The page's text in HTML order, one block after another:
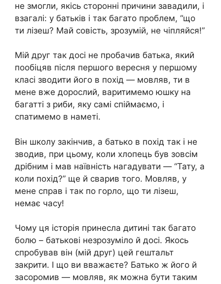
не змогли, якісь сторонні причини завадили, і
взагалі: у батьків і так багато проблем, “що
ти лізеш? Май совість, зрозумій, не чіпляйся!”
Мій друг так досі не пробачив батька, який
пообіцяв після першого вересня у першому
класі зводити його в похід — мовляв, ти в
мене вже дорослий, варитимемо юшку на
багатті з риби, яку самі спіймаємо, і
спатимемо в наметі.
Він школу закінчив, а батько в похід так і не
зводив, при цьому, коли хлопець був зовсім
дрібним і мав наївність нагадувати — “Тату, а
коли похід?” ще й сварив того. Мовляв, у
мене справ і так по горло, що ти лізеш,
немає часу!
Чому ця історія принесла дитині так багато
болю – батькові незрозуміло й досі. Якось
спробував він (мій друг) цей гештальт
закрити. І що ви вважаєте? Батько ж його й
засоромив — мовляв, як можна бути таким